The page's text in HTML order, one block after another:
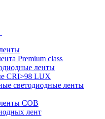
Premium class
ленты
CRI>98 LUX
светодиодные ленты
COB
лент